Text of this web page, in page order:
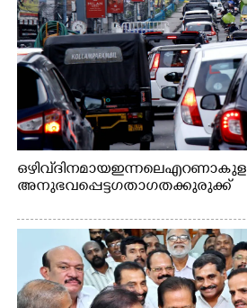
ഒഴിവ് ദിനമായ ഇന്നലെ
അനുഭവപ്പെട്ട ഗതാഗതക്കുരുക്ക്